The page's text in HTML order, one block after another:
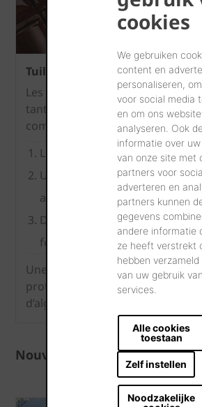
cookies
We gebruiken
content en
personaliseren,
voor social media
en om ons
analyseren. Ook
informatie over
van onze site met
partners voor
adverteren en
partners kunnen
gegevens
andere informatie
ze heeft verstrekt
hebben verzameld
van uw gebruik
services.
Alle cookies
toestaan
Zelf instellen
Noodzakelijke
Tuiles en terre cuite émaillées
Les tuiles en terre cuite
tant brillantes que mates et sont
comme suit:
Les tuiles sont moulées.
Une suspension contenant du
appliquée sur les tuiles sèches
Durant la cuisson, la
forme une véritable couche
Une fois émaillées, les tuiles
protection exceptionnelle contre
d’algues.
Nouvelles et conseils
Plus de